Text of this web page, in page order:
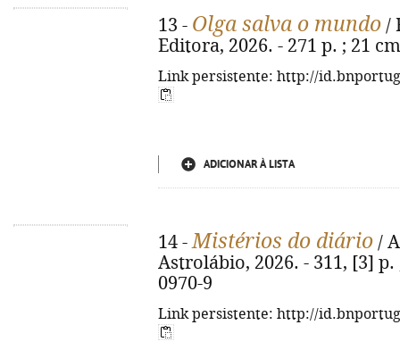
13 - Olga salva o mundo /
Editora, 2026. - 271 p. ; 21
Link persistente: http://
ADICIONAR À LISTA
14 -Mistérios do diário /
Astrolábio, 2026. - 311, [3] p.
0970-9
Link persistente: http://